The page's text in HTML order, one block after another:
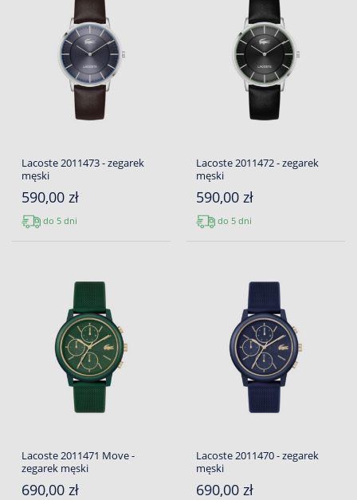
Lacoste 2011473 - zegarek
męski
590,00 zł
do 5 dni
Lacoste 2011472 - zegarek
męski
590,00 zł
do 5 dni
Lacoste 2011471 Move -
zegarek męski
690,00 zł
Lacoste 2011470 - zegarek
męski
690,00 zł